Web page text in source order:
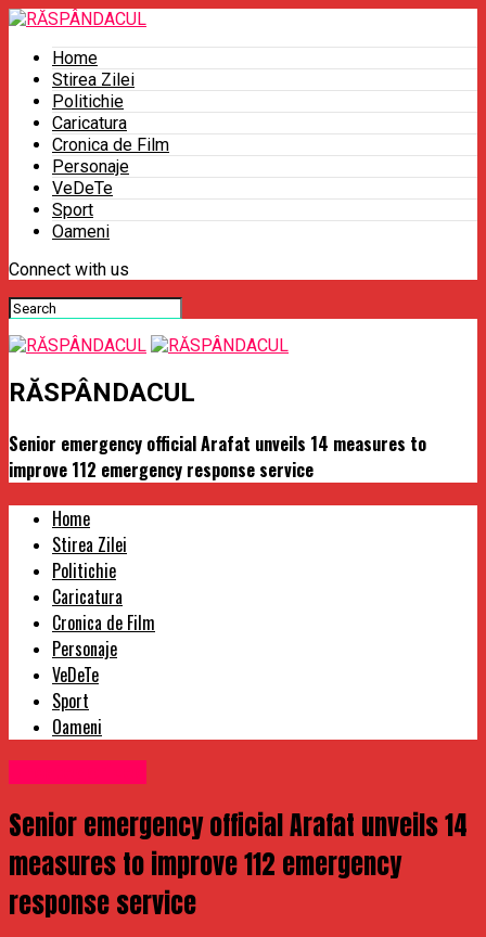
Home
Stirea Zilei
Politichie
Caricatura
Cronica de Film
Personaje
VeDeTe
Sport
Oameni
Connect with us
RĂSPÂNDACUL
Senior emergency official Arafat unveils 14 measures to
improve 112 emergency response service
Home
Stirea Zilei
Politichie
Caricatura
Cronica de Film
Personaje
VeDeTe
Sport
Oameni
Senior emergency official Arafat unveils 14
measures to improve 112 emergency
response service